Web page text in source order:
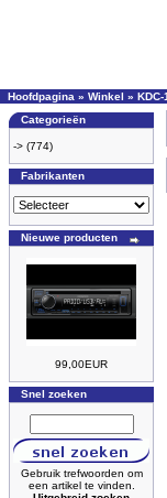
Hoofdpagina » Winkel » KDC-
Categorieën
-> (774)
Fabrikanten
Nieuwe producten
99,00EUR
Snel zoeken
Gebruik trefwoorden om
een artikel te vinden.